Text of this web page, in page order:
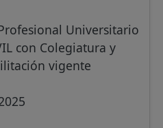
Universitario
con Colegiatura y
vigente